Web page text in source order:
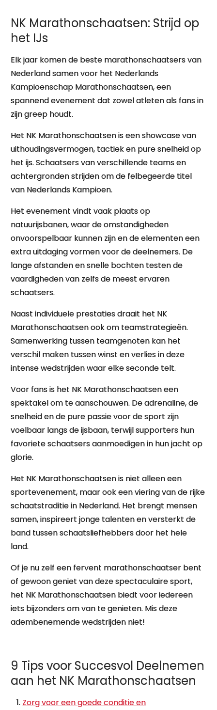
NK Marathonschaatsen: Strijd op
het IJs
Elk jaar komen de beste marathonschaatsers van
Nederland samen voor het Nederlands
Kampioenschap Marathonschaatsen, een
spannend evenement dat zowel atleten als fans in
zijn greep houdt.
Het NK Marathonschaatsen is een showcase van
uithoudingsvermogen, tactiek en pure snelheid op
het ijs. Schaatsers van verschillende teams en
achtergronden strijden om de felbegeerde titel
van Nederlands Kampioen.
Het evenement vindt vaak plaats op
natuurijsbanen, waar de omstandigheden
onvoorspelbaar kunnen zijn en de elementen een
extra uitdaging vormen voor de deelnemers. De
lange afstanden en snelle bochten testen de
vaardigheden van zelfs de meest ervaren
schaatsers.
Naast individuele prestaties draait het NK
Marathonschaatsen ook om teamstrategieën.
Samenwerking tussen teamgenoten kan het
verschil maken tussen winst en verlies in deze
intense wedstrijden waar elke seconde telt.
Voor fans is het NK Marathonschaatsen een
spektakel om te aanschouwen. De adrenaline, de
snelheid en de pure passie voor de sport zijn
voelbaar langs de ijsbaan, terwijl supporters hun
favoriete schaatsers aanmoedigen in hun jacht op
glorie.
Het NK Marathonschaatsen is niet alleen een
sportevenement, maar ook een viering van de rijke
schaatstraditie in Nederland. Het brengt mensen
samen, inspireert jonge talenten en versterkt de
band tussen schaatsliefhebbers door het hele
land.
Of je nu zelf een fervent marathonschaatser bent
of gewoon geniet van deze spectaculaire sport,
het NK Marathonschaatsen biedt voor iedereen
iets bijzonders om van te genieten. Mis deze
adembenemende wedstrijden niet!
9 Tips voor Succesvol Deelnemen
aan het NK Marathonschaatsen
Zorg voor een goede conditie en